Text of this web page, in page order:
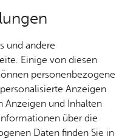
und andere
Einige von diesen
personenbezogene
Anzeigen
Anzeigen und Inhalten
über die
Daten finden Sie in